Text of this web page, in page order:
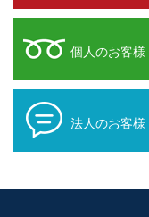
個人のお客様
法人のお客様